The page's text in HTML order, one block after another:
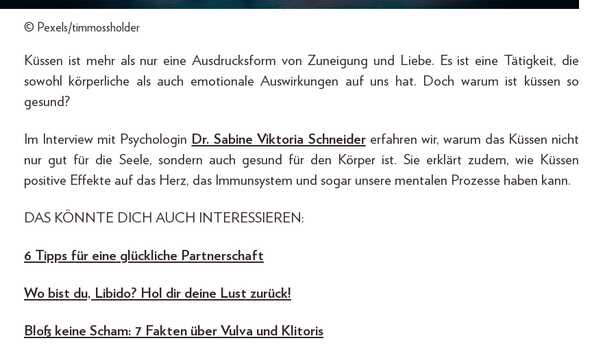
© Pexels/timmossholder
Küssen ist mehr als nur eine Ausdrucksform von Zuneigung und Liebe. Es ist eine Tätigkeit, die
sowohl körperliche als auch emotionale Auswirkungen auf uns hat. Doch warum ist küssen so
gesund?
Im Interview mit Psychologin Dr. Sabine Viktoria Schneidererfahren wir, warum das Küssen nicht
nur gut für die Seele, sondern auch gesund für den Körper ist. Sie erklärt zudem, wie Küssen
positive Effekte auf das Herz, das Immunsystem und sogar unsere mentalen Prozesse haben kann.
DAS KÖNNTE DICH AUCH INTERESSIEREN:
6 Tipps für eine glückliche Partnerschaft
Wo bist du, Libido? Hol dir deine Lust zurück!
Bloß keine Scham: 7 Fakten über Vulva und Klitoris